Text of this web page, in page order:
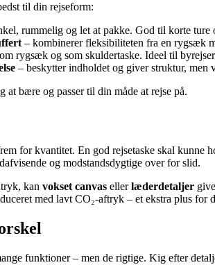
til din rejseform:
rummelig og let at pakke. God til korte ture
– kombinerer fleksibiliteten fra en rygsæk
rygsæk og som skuldertaske. Ideel til
– beskytter indholdet og giver struktur, men
at bære og passer til din måde at rejse på.
for kvantitet. En god rejsetaske skal
og modstandsdygtige over for slid.
kan vokset canvas ellerlæderdetaljer
med lavt CO₂-aftryk – et ekstra plus for
funktioner – men de rigtige. Kig efter